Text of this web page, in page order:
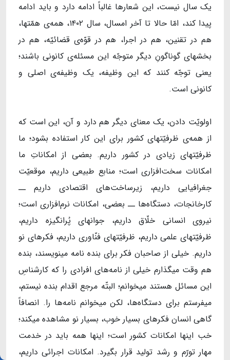
یک سال نیست، این شعارها غالباً ادامه دارد و باید ادامه
پیدا کند، امّا حالا تا آخر امسال، سال ۱۴۰۲، همه‌ی همّتها،
هم در تقنین، هم در اجرا، هم در قوّه‌ی قضائیّه، هم در
بخشهای گوناگونِ دیگر متوجّه این مسئله‌ی کانونی باشند؛
یعنی توجّه کنند که این وظیفه، یک وظیفه‌ی اصلی و
کانونی است.
اولویّت ‌دادن، یک معنای دیگر هم دارد و آن، این است که
از همه‌ی ظرفیّتهای کشور برای این کار استفاده بشود؛ ما
ظرفیّتهای زیادی در کشور داریم. بعضی از امکاناتِ ما
امکانات سخت‌افزاری است؛ منابع طبیعی داریم، موقعیّت
جغرافیایی داریم، زیرساخت‌های اقتصادی داریم ــ
کارخانجات، دستگاه‌ها ــ بعضی، امکانات نرم‌افزاری است؛
نیروی انسانی خلّاق داریم، جوانهای پُرانگیزه داریم،
ظرفیّتهای علمی داریم، ظرفیّتهای فنّاوری داریم، فکرهای نو
داریم. خیلی از صاحبان فکر برای بنده نامه مینویسند، بنده
هم وقت میگذارم خیلی از نامه‌های افرادی را که کارشناسِ
این مسائل هستند میخوانم؛ البتّه مرجع اقدام بنده نیستم،
میفرستم برای دستگاه‌ها، لکن میخوانم نامه‌ها را. انصافاً
گاهی انسان فکرهای بسیار خوب، بسیار نو مشاهده میکند؛
خب اینها امکانات کشور است؛ اینها همه باید در خدمت
مهار تورّم و رشد تولید قرار بگیرد. امکانات اجرائی داریم،